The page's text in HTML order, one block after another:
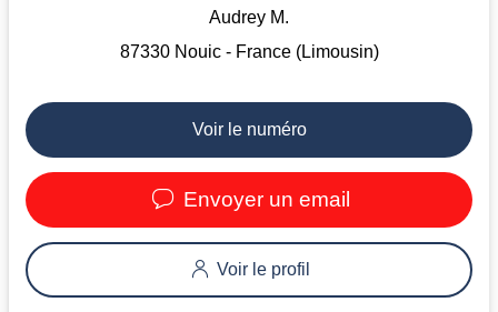
Audrey M.
87330 Nouic - France (Limousin)
Voir le numéro
Envoyer un email
Voir le profil